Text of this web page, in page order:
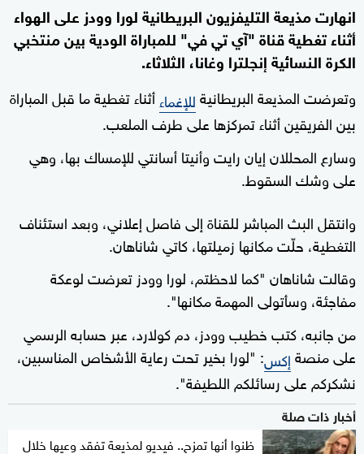
انهارت مذيعة التليفزيون البريطانية لورا وودز على الهواء
أثناء تغطية قناة "آي تي في" للمباراة الودية بين منتخبي
الكرة النسائية إنجلترا وغانا، الثلاثاء.
وتعرضت المذيعة البريطانيةللإغماءأثناء تغطية ما قبل المباراة
بين الفريقين أثناء تمركزها على طرف الملعب.
وسارع المحللان إيان رايت وأنيتا أسانتي للإمساك بها، وهي
على وشك السقوط.
وانتقل البث المباشر للقناة إلى فاصل إعلاني، وبعد استئناف
التغطية، حلّت مكانها زميلتها، كاتي شاناهان.
وقالت شاناهان "كما لاحظتم، لورا وودز تعرضت لوعكة
مفاجئة، وسأتولى المهمة مكانها".
من جانبه، كتب خطيب وودز، دم كولارد، عبر حسابه الرسمي
على منصةإكس: "لورا بخير تحت رعاية الأشخاص المناسبين،
نشكركم على رسائلكم اللطيفة".
أخبار ذات صلة
ظنوا أنها تمزح.. فيديو لمذيعة تفقد وعيها خلال